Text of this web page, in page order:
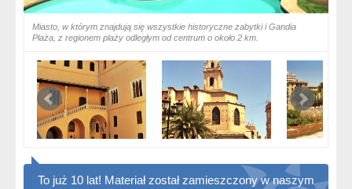
Miasto, w którym znajdują się wszystkie historyczne zabytki i Gandia
Plaża, z regionem plaży odległym od centrum o około 2 km.
To już 10 lat! Materiał został zamieszczony w naszym